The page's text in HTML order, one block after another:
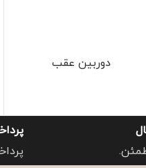
دوربین عقب